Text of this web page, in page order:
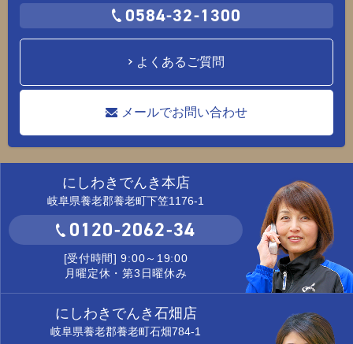
0584-32-1300
よくあるご質問
メールでお問い合わせ
にしわきでんき本店
岐阜県養老郡養老町下笠1176-1
0120-2062-34
[受付時間] 9:00～19:00
月曜定休・第3日曜休み
にしわきでんき石畑店
岐阜県養老郡養老町石畑784-1